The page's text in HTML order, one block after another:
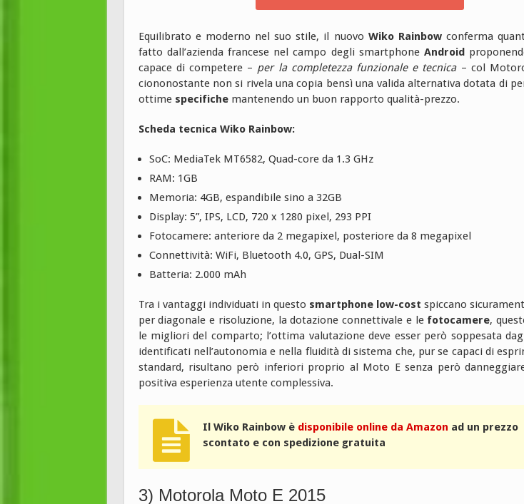
Equilibrato e moderno nel suo stile, il nuovo Wiko Rainbowconferma
fatto dall’azienda francese nel campo degli smartphone Android
capace di competere – per la completezza funzionale e tecnica– col
ciononostante non si rivela una copia bensì una valida alternativa dotata di
ottime specifichemantenendo un buon rapporto qualità-prezzo.
Scheda tecnica Wiko Rainbow:
SoC: MediaTek MT6582, Quad-core da 1.3 GHz
RAM: 1GB
Memoria: 4GB, espandibile sino a 32GB
Display: 5”, IPS, LCD, 720 x 1280 pixel, 293 PPI
Fotocamere: anteriore da 2 megapixel, posteriore da 8 megapixel
Connettività: WiFi, Bluetooth 4.0, GPS, Dual-SIM
Batteria: 2.000 mAh
Tra i vantaggi individuati in questo smartphone low-cost spiccano
per diagonale e risoluzione, la dotazione connettivale e le fotocamere,
le migliori del comparto; l’ottima valutazione deve esser però soppesata
identificati nell’autonomia e nella fluidità di sistema che, pur se capaci di
standard, risultano però inferiori proprio al Moto E senza però
positiva esperienza utente complessiva.
Il Wiko Rainbow è disponibile online da Amazon ad un prezzo
scontato e con spedizione gratuita
3) Motorola Moto E 2015